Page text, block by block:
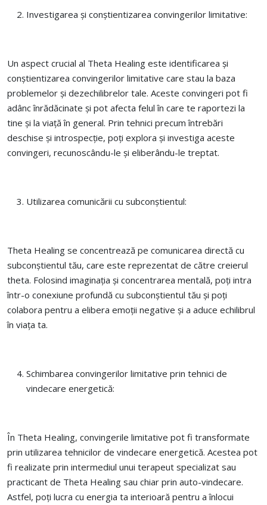
Investigarea și conștientizarea convingerilor limitative:
Un aspect crucial al Theta Healing este identificarea și
conștientizarea convingerilor limitative care stau la baza
problemelor și dezechilibrelor tale. Aceste convingeri pot fi
adânc înrădăcinate și pot afecta felul în care te raportezi la
tine și la viață în general. Prin tehnici precum întrebări
deschise și introspecție, poți explora și investiga aceste
convingeri, recunoscându-le și eliberându-le treptat.
Utilizarea comunicării cu subconștientul:
Theta Healing se concentrează pe comunicarea directă cu
subconștientul tău, care este reprezentat de către creierul
theta. Folosind imaginația și concentrarea mentală, poți intra
într-o conexiune profundă cu subconștientul tău și poți
colabora pentru a elibera emoții negative și a aduce echilibrul
în viața ta.
Schimbarea convingerilor limitative prin tehnici de
vindecare energetică:
În Theta Healing, convingerile limitative pot fi transformate
prin utilizarea tehnicilor de vindecare energetică. Acestea pot
fi realizate prin intermediul unui terapeut specializat sau
practicant de Theta Healing sau chiar prin auto-vindecare.
Astfel, poți lucra cu energia ta interioară pentru a înlocui